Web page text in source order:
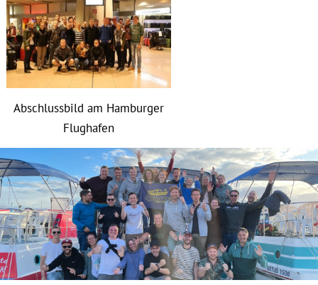
Abschlussbild am Hamburger
Flughafen